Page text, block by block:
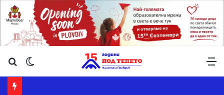
Търсене ...